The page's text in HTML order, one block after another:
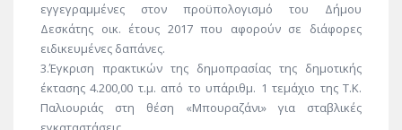
εγγεγραμμένες στον προϋπολογισμό του Δήμου
Δεσκάτης οικ. έτους 2017 που αφορούν σε διάφορες
ειδικευμένες δαπάνες.
3.Έγκριση πρακτικών της δημοπρασίας της δημοτικής
έκτασης 4.200,00 τ.μ. από το υπ΄αριθμ. 1 τεμάχιο της Τ.Κ.
Παλιουριάς στη θέση «Μπουραζάνι» για σταβλικές